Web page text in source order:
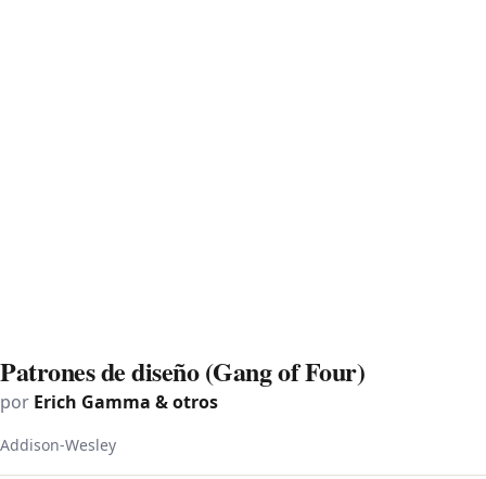
Patrones de diseño (Gang of Four)
por Erich Gamma & otros
Addison-Wesley